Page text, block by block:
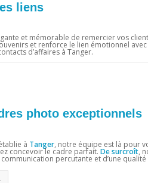
liens
et mémorable de remercier vos
et renforce le lien émotionnel
d’affaires à Tanger.
photo exceptionnels
à Tanger, notre équipe est là pour
concevoir le cadre parfait. De surcroît,
communication percutante et d’une